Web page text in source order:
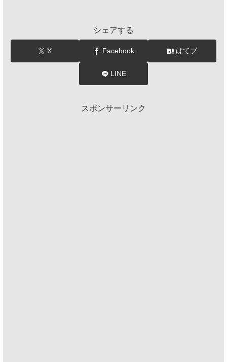
シェアする
X Facebook はてブ
LINE
スポンサーリンク